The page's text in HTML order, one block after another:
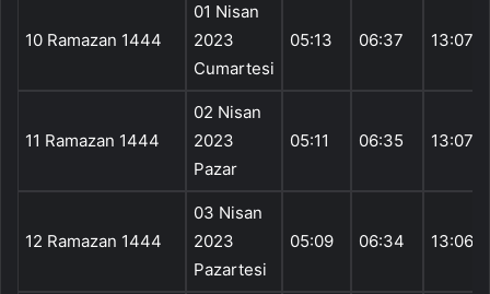
10 Ramazan 1444
01 Nisan
2023
Cumartesi
05:13 06:37 13:07
11 Ramazan 1444
02 Nisan
2023
Pazar
05:11 06:35 13:07
12 Ramazan 1444
03 Nisan
2023
Pazartesi
05:09 06:34 13:06